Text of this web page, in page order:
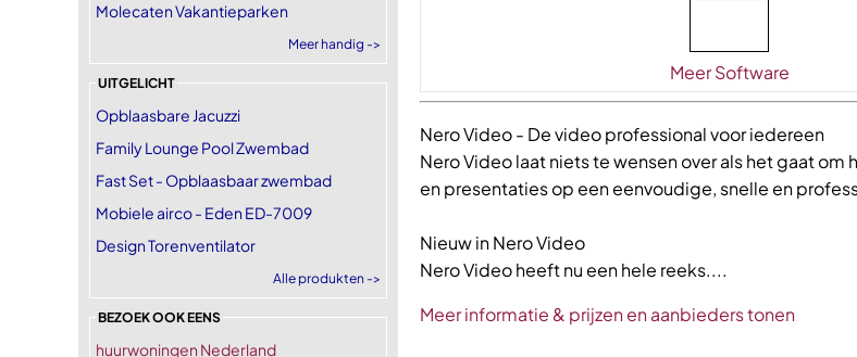
Molecaten Vakantieparken
Meer handig ->
UITGELICHT
Opblaasbare Jacuzzi
Family Lounge Pool Zwembad
Fast Set - Opblaasbaar zwembad
Mobiele airco - Eden ED-7009
Design Torenventilator
Alle produkten ->
BEZOEK OOK EENS
huurwoningen Nederland
Meer Software
Nero Video - De video professional voor iedereen
Nero Video laat niets te wensen over als het gaat om
en presentaties op een eenvoudige, snelle en
Nieuw in Nero Video
Nero Video heeft nu een hele reeks....
Meer informatie & prijzen en aanbieders tonen